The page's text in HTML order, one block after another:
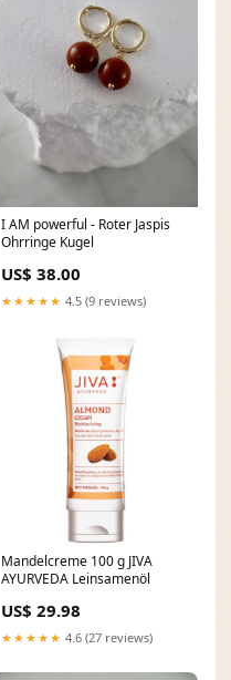
I AM powerful - Roter Jaspis
Ohrringe Kugel
US$ 38.00
★★★★★ 4.5 (9 reviews)
Mandelcreme 100 g JIVA
AYURVEDA Leinsamenöl
US$ 29.98
★★★★★ 4.6 (27 reviews)